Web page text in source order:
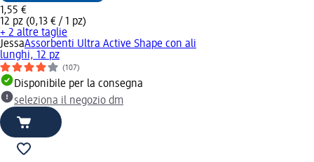
1,55 €
12 pz (0,13 € / 1 pz)
+ 2 altre taglie
JessaAssorbenti Ultra Active Shape con ali
lunghi, 12 pz
(107)
Disponibile per la consegna
seleziona il negozio dm